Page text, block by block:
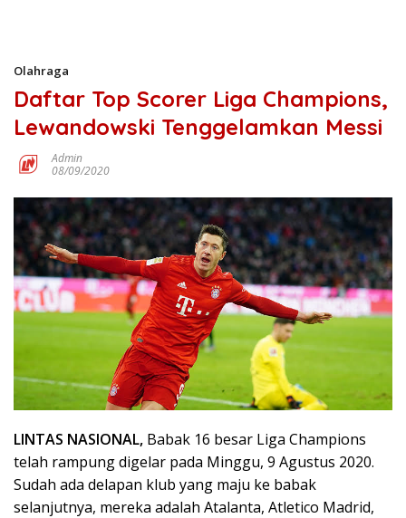
Olahraga
Daftar Top Scorer Liga Champions,
Lewandowski Tenggelamkan Messi
Admin
08/09/2020
LINTAS NASIONAL, Babak 16 besar Liga Champions
telah rampung digelar pada Minggu, 9 Agustus 2020.
Sudah ada delapan klub yang maju ke babak
selanjutnya, mereka adalah Atalanta, Atletico Madrid,